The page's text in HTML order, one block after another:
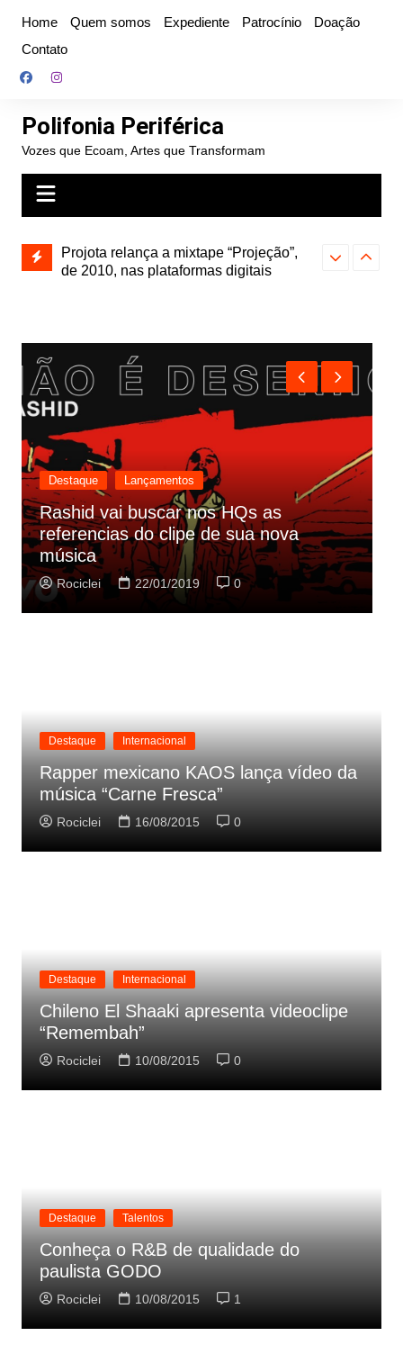
conteúdo
Home Quem somos Expediente Patrocínio
Doação
Contato
Polifonia Periférica
Vozes que Ecoam, Artes que Transformam
de 2010, nas plataformas digitais
Farofa Carioca lança single raro, Vinil
Hitmia: pop
as
nova
Destaque Lançamentos
Cynthia Luz lança “Era Uma
parceria com Zeca Baleiro
Rociclei 21/01/2019 0
Destaque Internacional
Rapper mexicano KAOS lança vídeo da
música “Carne Fresca”
Rociclei 16/08/2015 0
Destaque Internacional
Chileno El Shaaki apresenta videoclipe
“Remembah”
Rociclei 10/08/2015 0
Destaque Talentos
Conheça o R&B de qualidade do
paulista GODO
Rociclei 10/08/2015 1